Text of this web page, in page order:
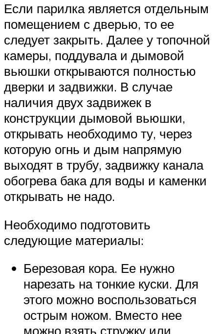
Если парилка является отдельным
помещением с дверью, то ее
следует закрыть. Далее у топочной
камеры, поддувала и дымовой
вьюшки открываются полностью
дверки и задвижки. В случае
наличия двух задвижек в
конструкции дымовой вьюшки,
открывать необходимо ту, через
которую огнь и дым напрямую
выходят в трубу, задвижку канала
обогрева бака для воды и каменки
открывать не надо.
Необходимо подготовить
следующие материалы:
Березовая кора. Ее нужно
нарезать на тонкие куски. Для
этого можно воспользоваться
острым ножом. Вместо нее
можно взять стружку или